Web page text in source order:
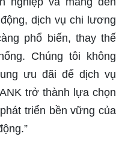
dịch vụ chi lương
phổ biến, thay thế
Chúng tôi không
ưu đãi để dịch vụ
trở thành lựa chọn
triển bền vững của